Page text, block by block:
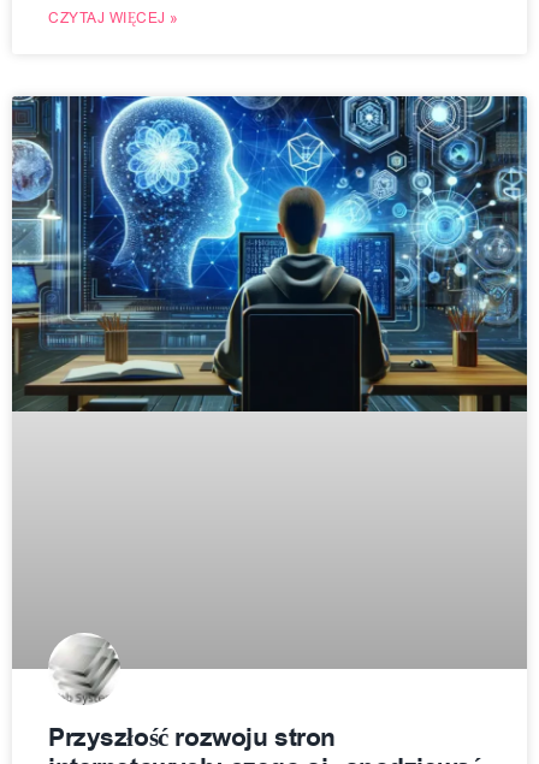
CZYTAJ WIĘCEJ »
Przyszłość rozwoju stron